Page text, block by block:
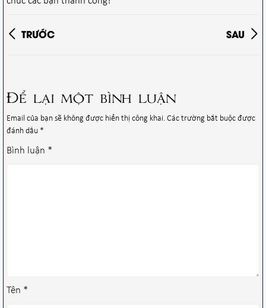
TRƯỚC SAU
Để lại một bình luận
Email của bạn sẽ không được hiển thị công khai. Các trường bắt buộc được
đánh dấu *
Bình luận *
Tên *